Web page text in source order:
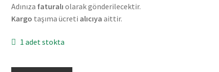
Adınıza faturalı olarak gönderilecektir.
Kargo taşıma ücreti alıcıya aittir.
1 adet stokta